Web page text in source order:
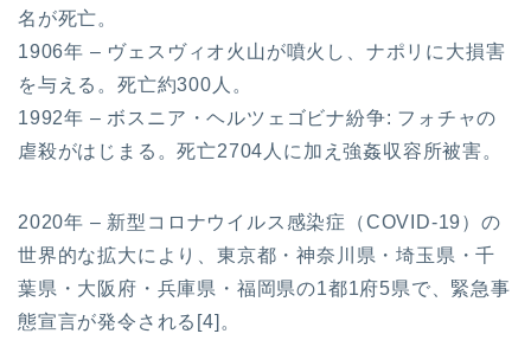
名が死亡。
1906年 – ヴェスヴィオ火山が噴火し、ナポリに大損害
を与える。死亡約300人。
1992年 – ボスニア・ヘルツェゴビナ紛争: フォチャの
虐殺がはじまる。死亡2704人に加え強姦収容所被害。
2020年 – 新型コロナウイルス感染症（COVID-19）の
世界的な拡大により、東京都・神奈川県・埼玉県・千
葉県・大阪府・兵庫県・福岡県の1都1府5県で、緊急事
態宣言が発令される[4]。